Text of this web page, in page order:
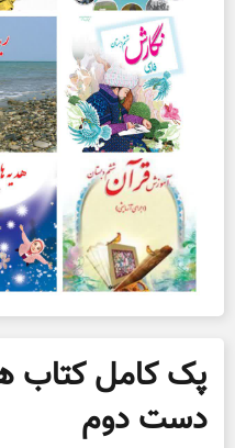
پک کامل
دست دوم